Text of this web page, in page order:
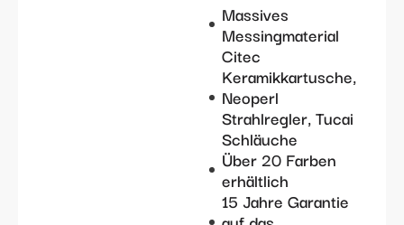
Massives
Messingmaterial
Citec
Keramikkartusche,
Neoperl
Strahlregler, Tucai
Schläuche
Über 20 Farben
erhältlich
15 Jahre Garantie